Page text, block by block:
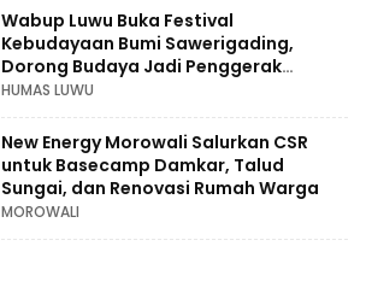
Wabup Luwu Buka Festival
Kebudayaan Bumi Sawerigading,
Dorong Budaya Jadi Penggerak
Ekonomi Kreatif
HUMAS LUWU
New Energy Morowali Salurkan CSR
untuk Basecamp Damkar, Talud
Sungai, dan Renovasi Rumah Warga
MOROWALI